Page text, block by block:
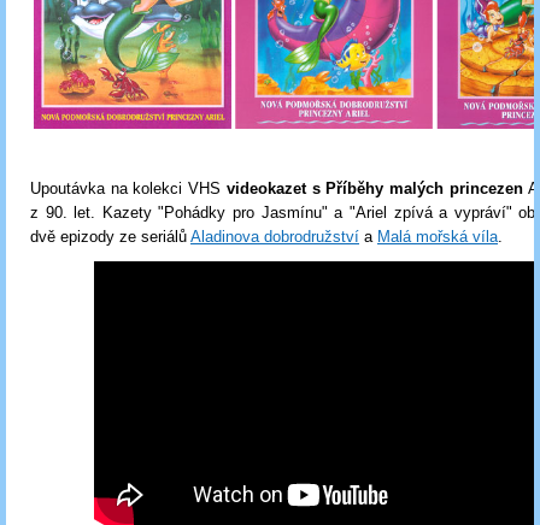
Upoutávka na kolekci VHS videokazet s Příběhy malých princezen
z 90. let. Kazety "Pohádky pro Jasmínu" a "Ariel zpívá a vypráví"
dvě epizody ze seriálů Aladinova dobrodružství a Malá mořská víla.